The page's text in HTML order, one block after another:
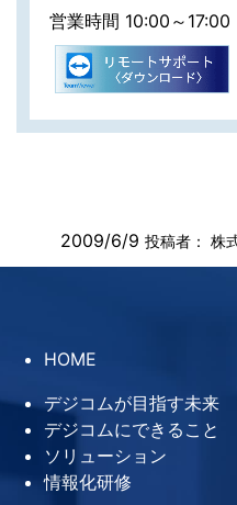
営業時間 10:00～17:00
2009/6/9 投稿者： 株
HOME
デジコムが目指す未来
デジコムにできること
ソリューション
情報化研修